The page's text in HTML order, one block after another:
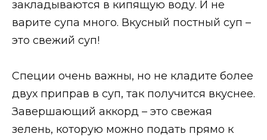
закладываются в кипящую воду. И не
варите супа много. Вкусный постный суп –
это свежий суп!
Специи очень важны, но не кладите более
двух приправ в суп, так получится вкуснее.
Завершающий аккорд – это свежая
зелень, которую можно подать прямо к